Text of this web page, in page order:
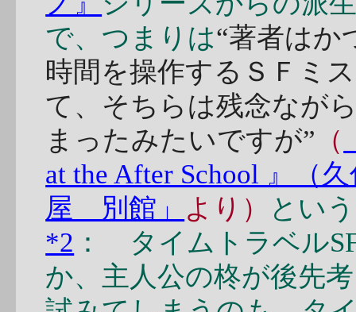
で、つまりは“著者はか
時間を操作するＳＦミ
て、そちらは残念なが
まったみたいですが” （
at the After School 』（
屋 別館」 より）
とい
*2 ： タイムトラベル
か、主人公の柊が後先